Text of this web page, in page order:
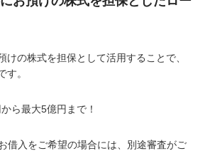
けの株式を担保として活用することで、
す。
ら最大5億円まで！
借入をご希望の場合には、別途審査がご